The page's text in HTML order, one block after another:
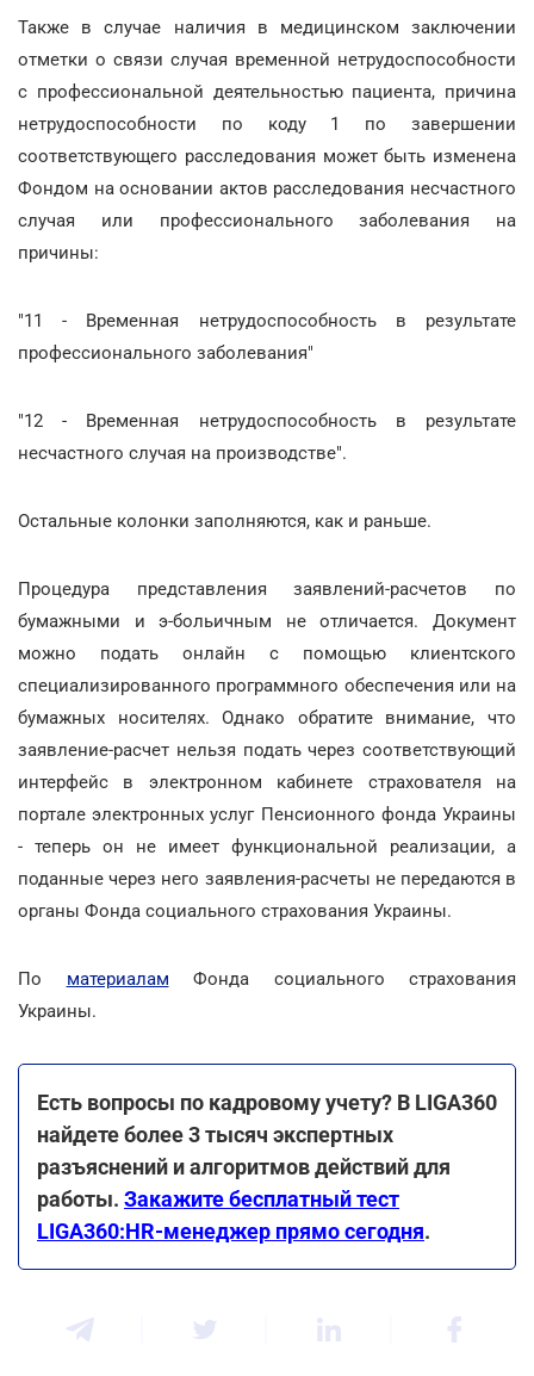
Также в случае наличия в медицинском заключении
отметки о связи случая временной нетрудоспособности
с профессиональной деятельностью пациента, причина
нетрудоспособности по коду 1 по завершении
соответствующего расследования может быть изменена
Фондом на основании актов расследования несчастного
случая или профессионального заболевания на
причины:
"11 - Временная нетрудоспособность в результате
профессионального заболевания"
"12 - Временная нетрудоспособность в результате
несчастного случая на производстве".
Остальные колонки заполняются, как и раньше.
Процедура представления заявлений-расчетов по
бумажными и э-больичным не отличается. Документ
можно подать онлайн с помощью клиентского
специализированного программного обеспечения или на
бумажных носителях. Однако обратите внимание, что
заявление-расчет нельзя подать через соответствующий
интерфейс в электронном кабинете страхователя на
портале электронных услуг Пенсионного фонда Украины
- теперь он не имеет функциональной реализации, а
поданные через него заявления-расчеты не передаются в
органы Фонда социального страхования Украины.
По материалам Фонда социального страхования
Украины.
Есть вопросы по кадровому учету? В LIGA360
найдете более 3 тысяч экспертных
разъяснений и алгоритмов действий для
работы. Закажите бесплатный тест
LIGA360:HR-менеджер прямо сегодня.